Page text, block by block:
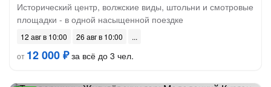
Исторический центр, волжские виды, штольни и смотровые
площадки - в одной насыщенной поездке
12 авг в 10:00
26 авг в 10:00
от 12 000 ₽за всё до 3 чел.